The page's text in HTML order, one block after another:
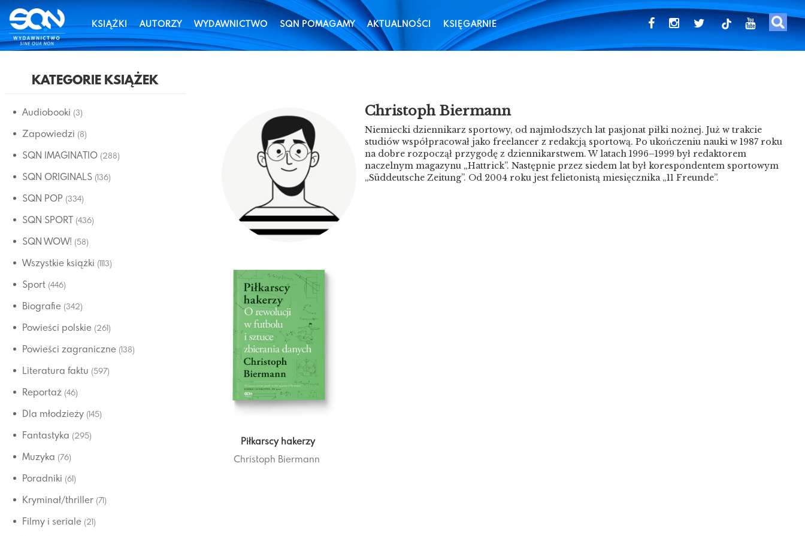
KSIĄŻKI AUTORZY WYDAWNICTWO SQN POMAGAMY AKTUALNOŚCI KSIĘGARNIE tiktok
KATEGORIE KSIĄŻEK
Audiobooki (3)
Zapowiedzi (8)
SQN IMAGINATIO (288)
SQN ORIGINALS (136)
SQN POP (334)
SQN SPORT (436)
SQN WOW! (58)
Wszystkie książki (1113)
Sport (446)
Biografie (342)
Powieści polskie (261)
Powieści zagraniczne (138)
Literatura faktu (597)
Reportaż (46)
Dla młodzieży (145)
Fantastyka (295)
Muzyka (76)
Poradniki (61)
Kryminał/thriller (71)
Filmy i seriale (21)
Christoph Biermann
Niemiecki dziennikarz sportowy, od najmłodszych lat pasjonat piłki nożnej. Już w trakcie
studiów współpracował jako freelancer z redakcją sportową. Po ukończeniu nauki w 1987 roku
na dobre rozpoczął przygodę z dziennikarstwem. W latach 1996–1999 był redaktorem
naczelnym magazynu „Hattrick”. Następnie przez siedem lat był korespondentem sportowym
„Süddeutsche Zeitung”. Od 2004 roku jest felietonistą miesięcznika „11 Freunde”.
Piłkarscy hakerzy
Christoph Biermann